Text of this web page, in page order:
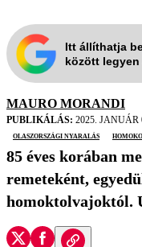
Itt állíthatja
között legyen
MAURO MORANDI
PUBLIKÁLÁS: 2025. JANUÁR
olaszországi nyaralás
85 éves korában
remeteként,
homoktolvajoktól.